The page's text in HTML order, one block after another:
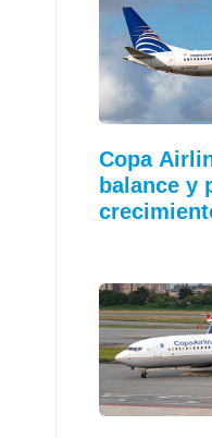
Copa
balance y